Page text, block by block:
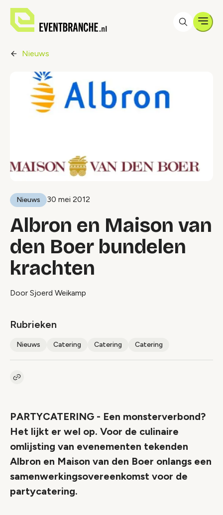
Nieuws
Nieuws 30 mei 2012
Albron en Maison van
den Boer bundelen
krachten
Door Sjoerd Weikamp
Rubrieken
Nieuws Catering Catering Catering
Kopieer link naar artikel
PARTYCATERING - Een monsterverbond?
Het lijkt er wel op. Voor de culinaire
omlijsting van evenementen tekenden
Albron en Maison van den Boer onlangs een
samenwerkingsovereenkomst voor de
partycatering.